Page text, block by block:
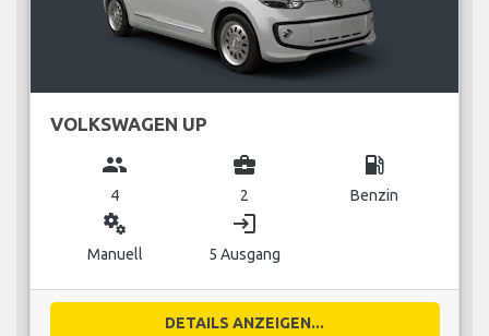
VOLKSWAGEN UP
group
4
business_center
2
local_gas_station
Benzin
miscellaneous_services
Manuell
login
5 Ausgang
DETAILS ANZEIGEN...